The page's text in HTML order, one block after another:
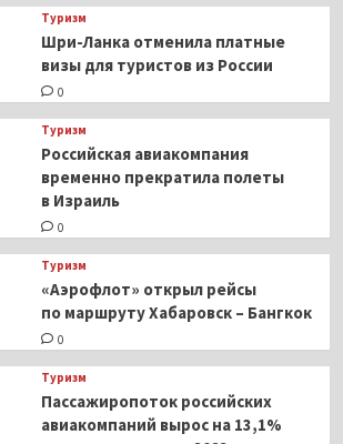
Туризм
Шри-Ланка отменила платные
визы для туристов из России
0
Туризм
Российская авиакомпания
временно прекратила полеты
в Израиль
0
Туризм
«Аэрофлот» открыл рейсы
по маршруту Хабаровск – Бангкок
0
Туризм
Пассажиропоток российских
авиакомпаний вырос на 13,1%